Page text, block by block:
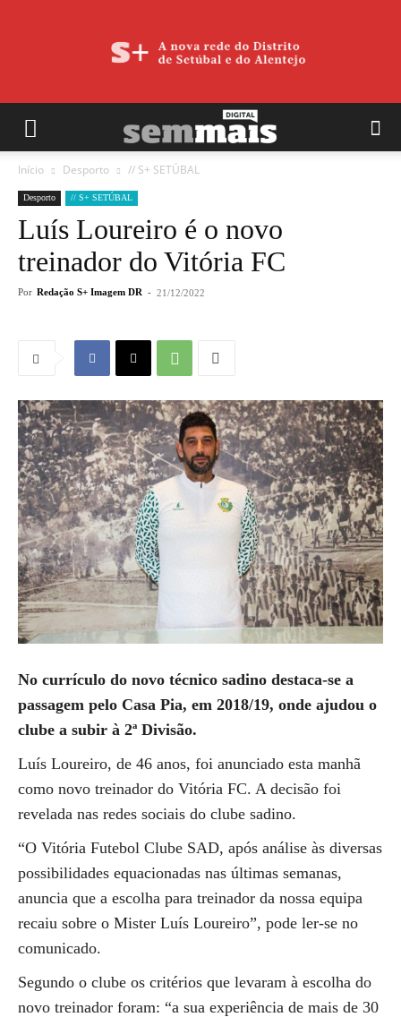
Início Desporto // S+ SETÚBAL
Desporto // S+ SETÚBAL
Luís Loureiro é o novo
treinador do Vitória FC
Por Redação S+ Imagem DR - 21/12/2022
No currículo do novo técnico sadino destaca-se a
passagem pelo Casa Pia, em 2018/19, onde ajudou o
clube a subir à 2ª Divisão.
Luís Loureiro, de 46 anos, foi anunciado esta manhã
como novo treinador do Vitória FC. A decisão foi
revelada nas redes sociais do clube sadino.
“O Vitória Futebol Clube SAD, após análise às diversas
possibilidades equacionadas nas últimas semanas,
anuncia que a escolha para treinador da nossa equipa
recaiu sobre o Mister Luís Loureiro”, pode ler-se no
comunicado.
Segundo o clube os critérios que levaram à escolha do
novo treinador foram: “a sua experiência de mais de 30